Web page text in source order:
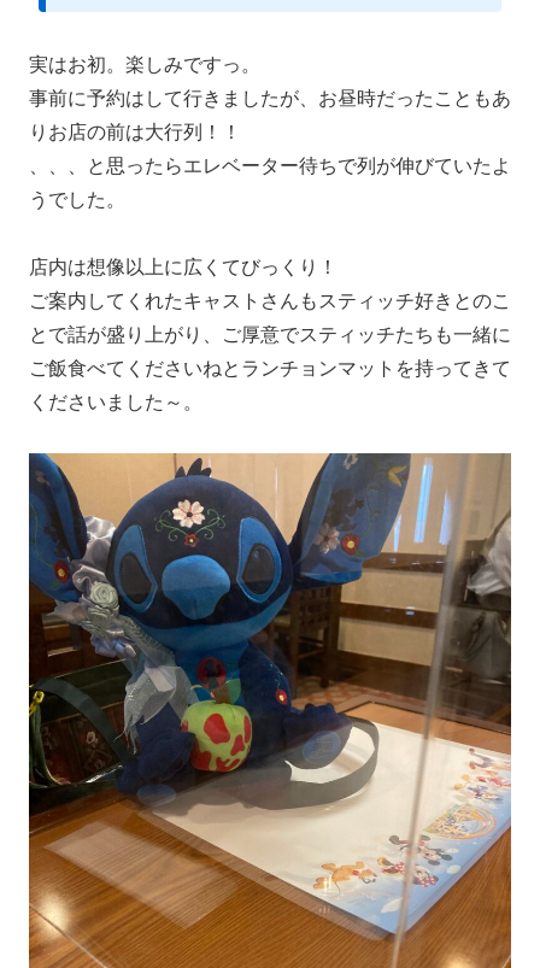
実はお初。楽しみですっ。
事前に予約はして行きましたが、お昼時だったこともあ
りお店の前は大行列！！
、、、と思ったらエレベーター待ちで列が伸びていたよ
うでした。
店内は想像以上に広くてびっくり！
ご案内してくれたキャストさんもスティッチ好きとのこ
とで話が盛り上がり、ご厚意でスティッチたちも一緒に
ご飯食べてくださいねとランチョンマットを持ってきて
くださいました～。